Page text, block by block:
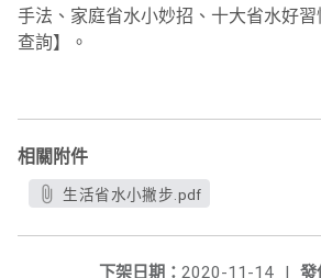
手法、家庭省水小妙招、十大省水好習
查詢】。
相關附件
生活省水小撇步.pdf
發
下架日期： 2020-11-14 |